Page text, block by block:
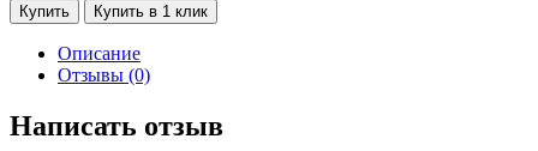
Купить Купить в 1 клик
Описание
Отзывы (0)
Написать отзыв